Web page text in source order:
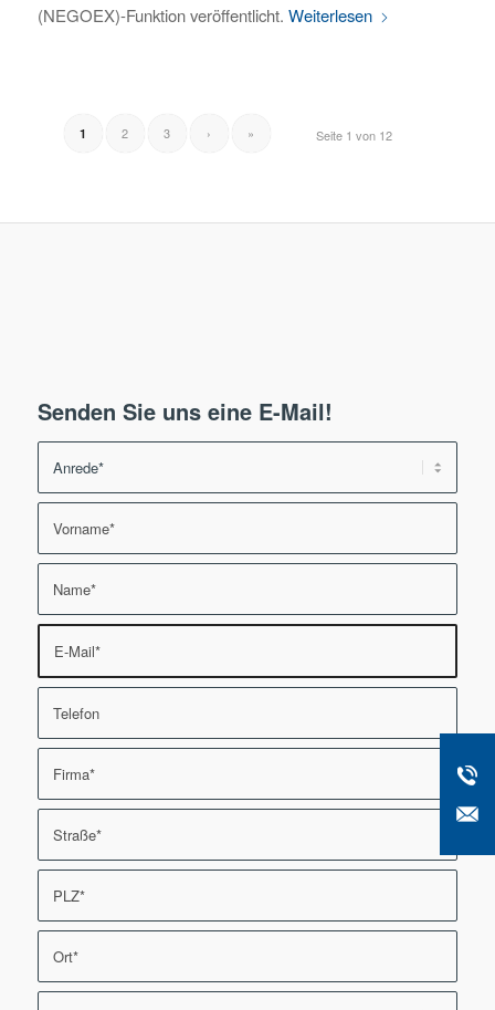
(NEGOEX)-Funktion veröffentlicht. Weiterlesen
Seite 1 von 12
1 2 3 › »
Senden Sie uns eine E-Mail!